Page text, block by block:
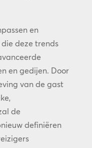
en
deze trends
en gedijen. Door
van de gast
de
definiëren